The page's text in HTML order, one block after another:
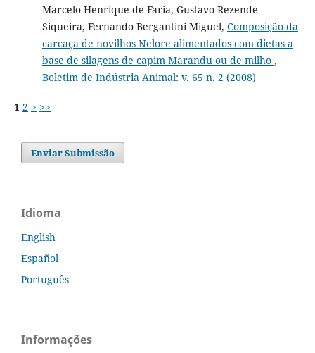
Marcelo Henrique de Faria, Gustavo Rezende
Siqueira, Fernando Bergantini Miguel, Composição da
carcaça de novilhos Nelore alimentados com dietas a
base de silagens de capim Marandu ou de milho ,
Boletim de Indústria Animal: v. 65 n. 2 (2008)
1 2 > >>
Enviar Submissão
Idioma
English
Español
Português
Informações